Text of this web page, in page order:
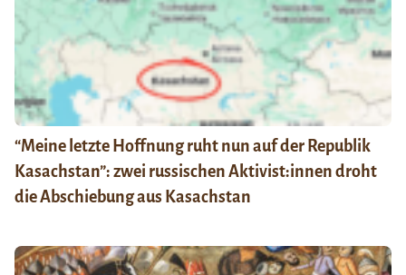
“Meine letzte Hoffnung ruht nun auf der Republik
Kasachstan”: zwei russischen Aktivist:innen droht
die Abschiebung aus Kasachstan